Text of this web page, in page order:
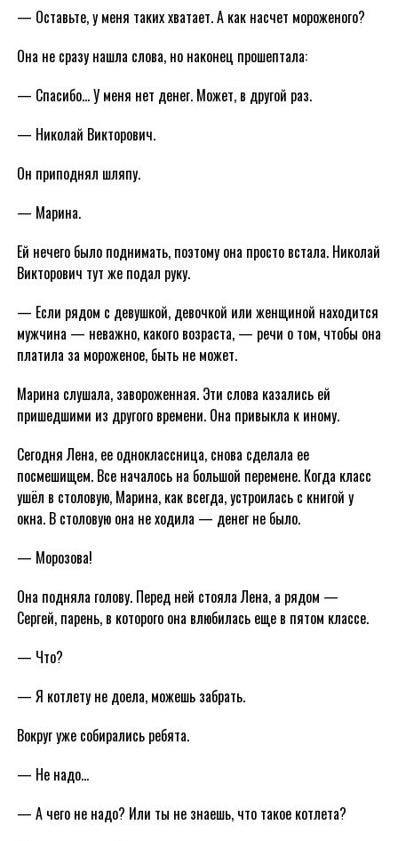
— Оставьте, у меня таких хватает. А как насчет мороженого?
Она не сразу нашла слова, но наконец прошептала:
— Спасибо… У меня нет денег. Может, в другой раз.
— Николай Викторович.
Он приподнял шляпу.
— Марина.
Ей нечего было поднимать, поэтому она просто встала. Николай
Викторович тут же подал руку.
— Если рядом с девушкой, девочкой или женщиной находится
мужчина — неважно, какого возраста, — речи о том, чтобы она
платила за мороженое, быть не может.
Марина слушала, завороженная. Эти слова казались ей
пришедшими из другого времени. Она привыкла к иному.
Сегодня Лена, ее одноклассница, снова сделала ее
посмешищем. Все началось на большой перемене. Когда класс
ушёл в столовую, Марина, как всегда, устроилась с книгой у
окна. В столовую она не ходила — денег не было.
— Морозова!
Она подняла голову. Перед ней стояла Лена, а рядом —
Сергей, парень, в которого она влюбилась еще в пятом классе.
— Что?
— Я котлету не доела, можешь забрать.
Вокруг уже собирались ребята.
— Не надо…
— А чего не надо? Или ты не знаешь, что такое котлета?